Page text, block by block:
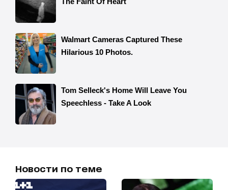
Новости по теме